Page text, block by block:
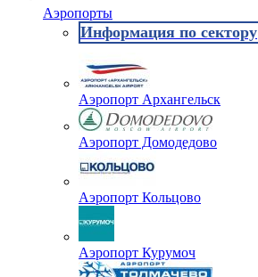
Аэропорты
Информация по сектору
Аэропорт Архангельск
Аэропорт Домодедово
Аэропорт Кольцово
Аэропорт Курумоч